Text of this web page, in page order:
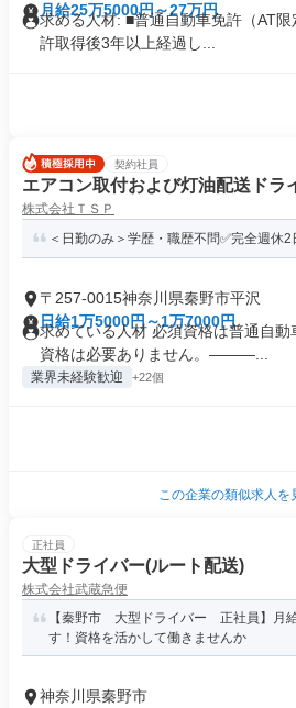
月給25万5000円～27万円
求める人材: ■普通自動車免許（AT
許取得後3年以上経過し...
契約社員
エアコン取付および灯油配送ドラ
株式会社ＴＳＰ
＜日勤のみ＞学歴・職歴不問✅完全週休2
〒257-0015神奈川県秦野市平沢
日給1万5000円～1万7000円
求めている人材 必須資格は普通自動
資格は必要ありません。―――...
業界未経験歓迎 +22個
この企業の類似求人を
正社員
大型ドライバー(ルート配送)
株式会社武蔵急便
【秦野市 大型ドライバー 正社員】月
す！資格を活かして働きませんか
神奈川県秦野市